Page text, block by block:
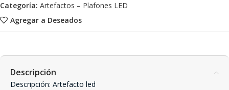
Agregar a Deseados
Categoría: Artefactos – Plafones LED
Descripción
Descripción: Artefacto led